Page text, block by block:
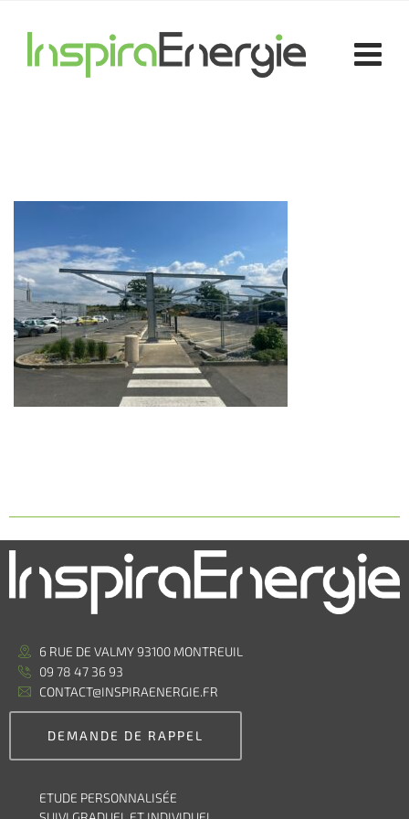
6 RUE DE VALMY 93100 MONTREUIL
09 78 47 36 93
CONTACT@INSPIRAENERGIE.FR
DEMANDE DE RAPPEL
ETUDE PERSONNALISÉE